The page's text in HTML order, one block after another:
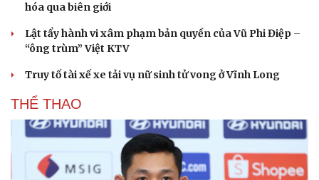
hóa qua biên giới
Lật tẩy hành vi xâm phạm bản quyền của Vũ Phi Điệp –
“ông trùm” Việt KTV
Truy tố tài xế xe tải vụ nữ sinh tử vong ở Vĩnh Long
THỂ THAO